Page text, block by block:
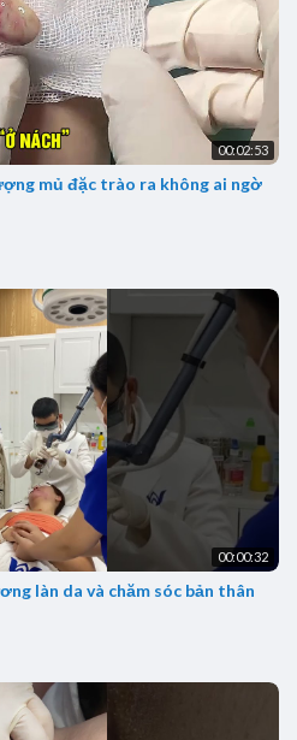
00:02:53
mủ đặc trào ra không ai ngờ
00:00:32
làn da và chăm sóc bản thân